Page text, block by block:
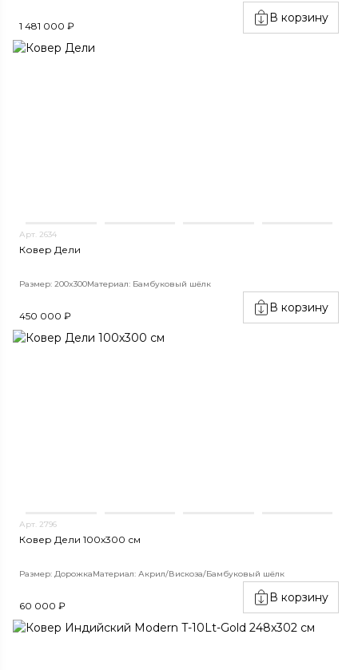
1 481 000 ₽
В корзину
Арт. 2634
Ковер Дели
Размер: 200x300Материал: Бамбуковый шёлк
450 000 ₽
В корзину
Арт. 2796
Ковер Дели 100х300 см
Размер: ДорожкаМатериал: Акрил/Вискоза/Бамбуковый шёлк
60 000 ₽
В корзину